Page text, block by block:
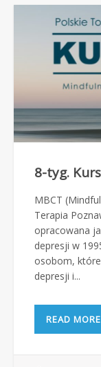
8-tyg.
MBCT
Terapia
opracowana
depresji w
osobom,
depresji i...
READ MORE